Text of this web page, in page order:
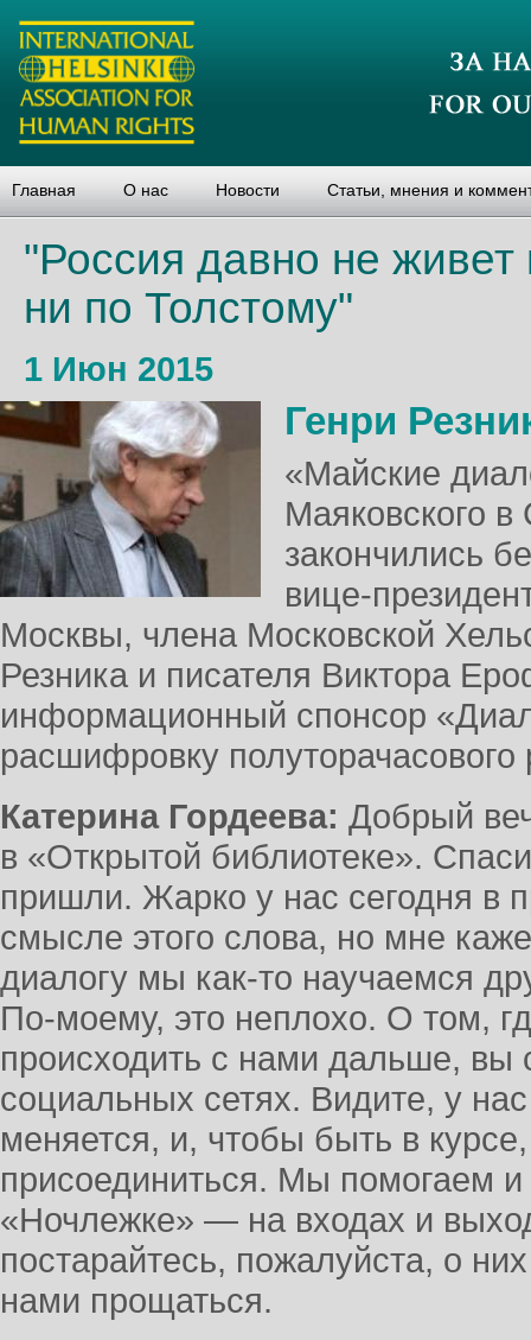
Главная О нас Новости Статьи, мнения и
"Россия давно не живет
ни по Толстому"
1 Июн 2015
Генри
«Майские
Маяковского в
закончились
вице-
Москвы, члена Московской
Резника и писателя Виктора
информационный спонсор
расшифровку полуторачасового
Катерина Гордеева: Добрый
в «Открытой библиотеке».
пришли. Жарко у нас сегодня в
смысле этого слова, но мне
диалогу мы как-то научаемся
По-моему, это неплохо. О том,
происходить с нами дальше, вы
социальных сетях. Видите, у
меняется, и, чтобы быть в
присоединиться. Мы помогаем и
«Ночлежке» — на входах и
постарайтесь, пожалуйста, о
нами прощаться.